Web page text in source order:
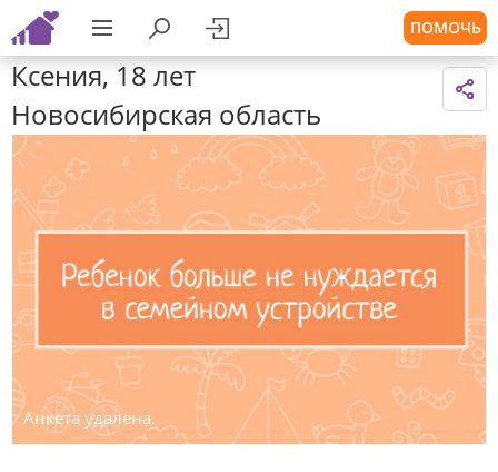
ПОМОЧЬ
Ксения, 18 лет
Новосибирская область
Анкета удалена.